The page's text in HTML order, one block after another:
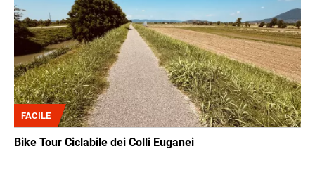
FACILE
Bike Tour Ciclabile dei Colli Euganei